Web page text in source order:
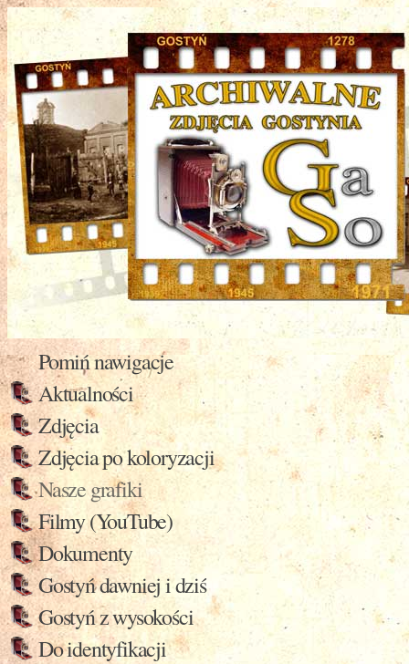
Pomiń nawigacje
Aktualności
Zdjęcia
Zdjęcia po koloryzacji
Nasze grafiki
Filmy (YouTube)
Dokumenty
Gostyń dawniej i dziś
Gostyń z wysokości
Do identyfikacji